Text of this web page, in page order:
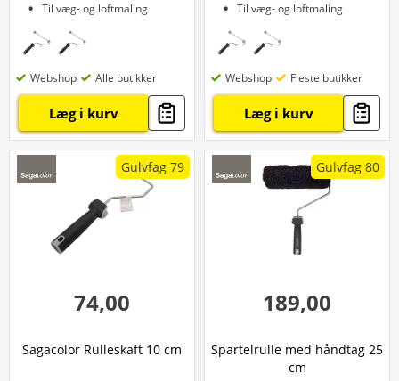
Til væg- og loftmaling
Webshop Alle butikker
Læg i kurv
Til væg- og loftmaling
Webshop Fleste butikker
Læg i kurv
Gulvfag 79
74,00
Sagacolor Rulleskaft 10 cm
Gulvfag 80
189,00
Spartelrulle med håndtag 25
cm